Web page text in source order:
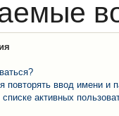
повторять ввод имени и
активных